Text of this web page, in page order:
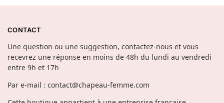
CONTACT
Une question ou une suggestion, contactez-nous et vous
recevrez une réponse en moins de 48h du lundi au vendredi
entre 9h et 17h
Par e-mail : contact@chapeau-femme.com